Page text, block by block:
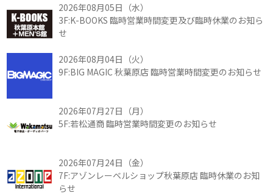
2026年08月05日（水）
3F:K-BOOKS 臨時営業時間変更及び臨時休業のお知ら
せ
2026年08月04日（火）
9F:BIG MAGIC 秋葉原店 臨時営業時間変更のお知らせ
2026年07月27日（月）
5F:若松通商 臨時営業時間変更のお知らせ
2026年07月24日（金）
7F:アゾンレーベルショップ秋葉原店 臨時休業のお知
らせ